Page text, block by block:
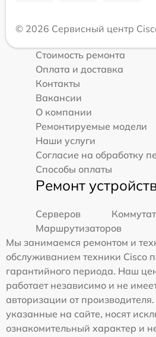
© 2026 Сервисный центр
Стоимость ремонта
Оплата и доставка
Контакты
Вакансии
О компании
Ремонтируемые модели
Наши услуги
Согласие на обработку
Способы оплаты
Ремонт
Серверов
Маршрутизаторов
Мы занимаемся ремонтом и
обслуживанием техники Cisco
гарантийного периода. Наш
работает независимо и не
авторизации от
указанные на сайте, носят
ознакомительный характер и